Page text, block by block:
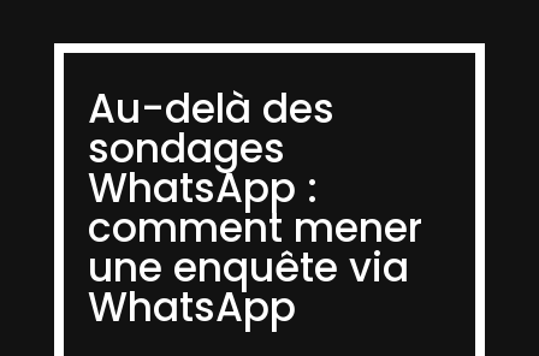
Au-delà des
sondages
WhatsApp :
comment mener
une enquête via
WhatsApp